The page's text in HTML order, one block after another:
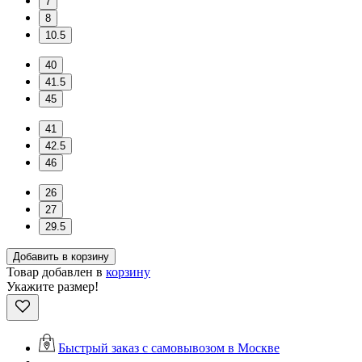
8
10.5
40
41.5
45
41
42.5
46
26
27
29.5
Добавить в корзину
Товар добавлен в корзину
Укажите размер!
Быстрый заказ с самовывозом в Москве